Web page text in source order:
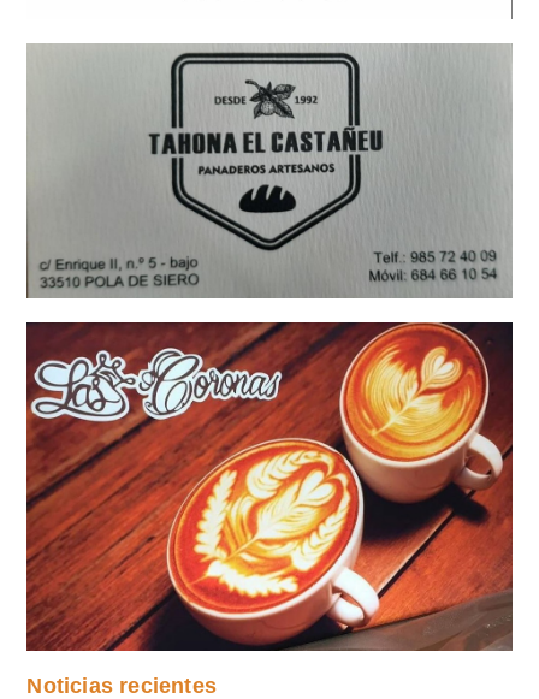
Noticias recientes